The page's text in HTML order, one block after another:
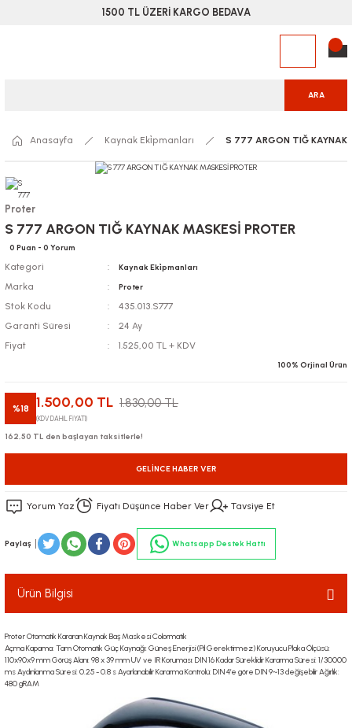
1500 TL ÜZERİ KARGO BEDAVA
ARA
Anasayfa Kaynak Eki̇pmanları S 777 ARGON TIĞ KAYNAK
Proter
S 777 ARGON TIĞ KAYNAK MASKESİ PROTER
0 Puan - 0 Yorum
Kategori Kaynak Eki̇pmanları
Marka Proter
Stok Kodu
435.013.S777
Garanti Süresi
24 Ay
Fiyat
1.525,00 TL + KDV
100% Orjinal Ürün
%18 1.500,00 TL 1.830,00 TL
(KDV DAHİL FİYATI)
162,50 TL den başlayan taksitlerle!
GELINCE HABER VER
Yorum Yaz Fiyatı Düşünce Haber Ver Tavsiye Et
Paylaş Whatsapp Destek Hattı
Ürün Bilgisi
Proter Otomatik Kararan Kaynak Baş Maskesi Colormatik
Açma Kapama: Tam Otomatik Güç Kaynağı: Güneş Enerjisi (Pil Gerektirmez) Koruyucu Plaka Ölçüsü:
110x90x9 mm Görüş Alanı: 98 x 39 mm UV ve IR Koruması: DIN 16 Kadar Süreklidir Kararma Süresi: 1/30000
ms Aydınlanma Süresi: 0.25 - 0.8 s Ayarlanabilir Kararma Kontrolü: DIN 4’e göre DIN 9~13 değişebilir Ağırlık:
480 gRAM